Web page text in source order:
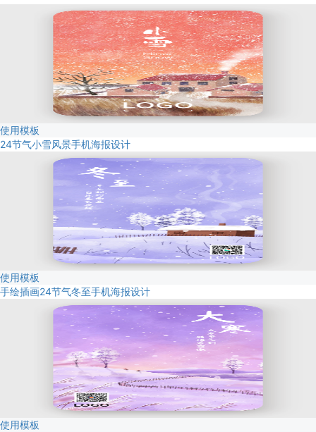
使用模板
24节气小雪风景手机海报设计
使用模板
手绘插画24节气冬至手机海报设计
使用模板